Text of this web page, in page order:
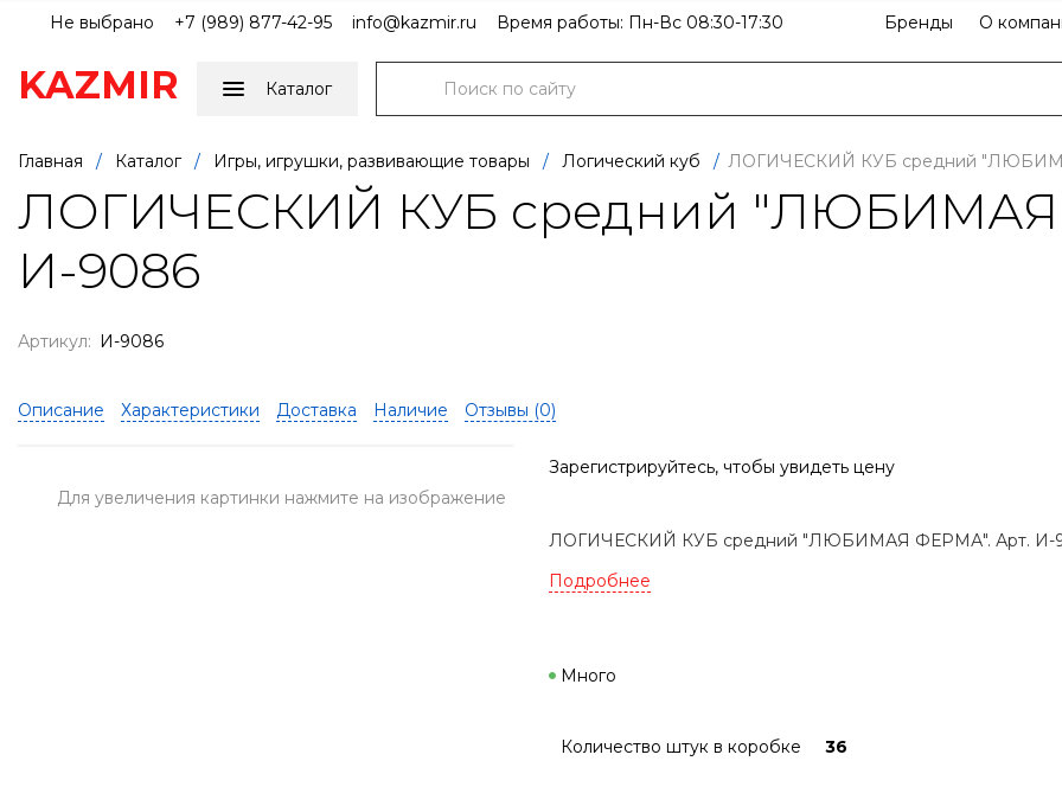
Не выбрано +7 (989) 877-42-95 info@kazmir.ru Время работы: Пн-Вс 08:30-17:30 Бренды О
KAZMIR Каталог
Главная / Каталог / Игры, игрушки, развивающие товары / Логический куб / ЛОГИЧЕСКИЙ КУБ средний
ЛОГИЧЕСКИЙ КУБ средний "ЛЮБИМАЯ
И-9086
Артикул: И-9086
Описание Характеристики Доставка Наличие Отзывы (0)
Для увеличения картинки нажмите на изображение
Зарегистрируйтесь, чтобы увидеть цену
ЛОГИЧЕСКИЙ КУБ средний "ЛЮБИМАЯ ФЕРМА". Арт. И-
Подробнее
Много
Количество штук в коробке 36